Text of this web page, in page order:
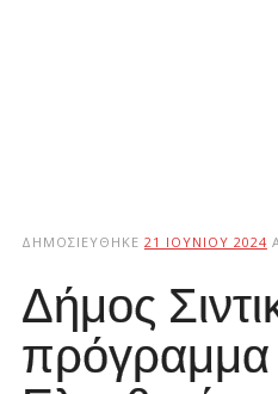
ΔΗΜΟΣΙΕΎΘΗΚΕ 21 ΙΟΥΝΊΟΥ 2024
Δήμος